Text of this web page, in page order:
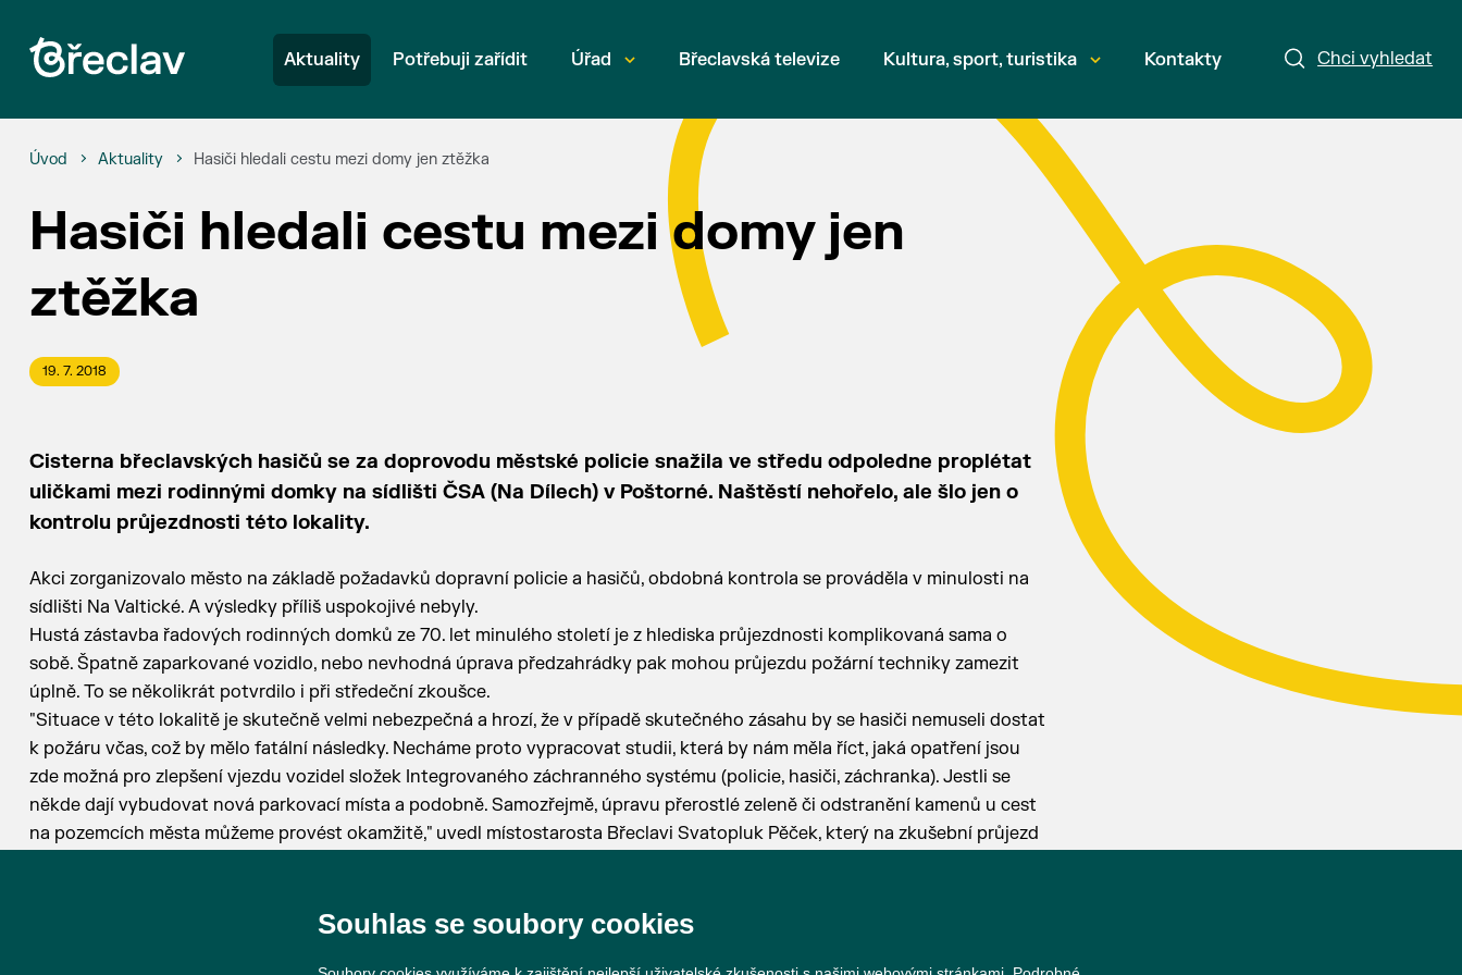
Chci vyhledat
Aktuality Potřebuji zařídit Úřad Břeclavská televize Kultura, sport, turistika Kontakty
Úvod Aktuality Hasiči hledali cestu mezi domy jen ztěžka
Hasiči hledali cestu mezi domy jen
ztěžka
19. 7. 2018
Cisterna břeclavských hasičů se za doprovodu městské policie snažila ve středu odpoledne proplétat
uličkami mezi rodinnými domky na sídlišti ČSA (Na Dílech) v Poštorné. Naštěstí nehořelo, ale šlo jen o
kontrolu průjezdnosti této lokality.
Akci zorganizovalo město na základě požadavků dopravní policie a hasičů, obdobná kontrola se prováděla v minulosti na
sídlišti Na Valtické. A výsledky příliš uspokojivé nebyly.
Hustá zástavba řadových rodinných domků ze 70. let minulého století je z hlediska průjezdnosti komplikovaná sama o
sobě. Špatně zaparkované vozidlo, nebo nevhodná úprava předzahrádky pak mohou průjezdu požární techniky zamezit
úplně. To se několikrát potvrdilo i při středeční zkoušce.
"Situace v této lokalitě je skutečně velmi nebezpečná a hrozí, že v případě skutečného zásahu by se hasiči nemuseli dostat
k požáru včas, což by mělo fatální následky. Necháme proto vypracovat studii, která by nám měla říct, jaká opatření jsou
zde možná pro zlepšení vjezdu vozidel složek Integrovaného záchranného systému (policie, hasiči, záchranka). Jestli se
někde dají vybudovat nová parkovací místa a podobně. Samozřejmě, úpravu přerostlé zeleně či odstranění kamenů u cest
na pozemcích města můžeme provést okamžitě," uvedl místostarosta Břeclavi Svatopluk Pěček, který na zkušební průjezd
Souhlas se soubory cookies